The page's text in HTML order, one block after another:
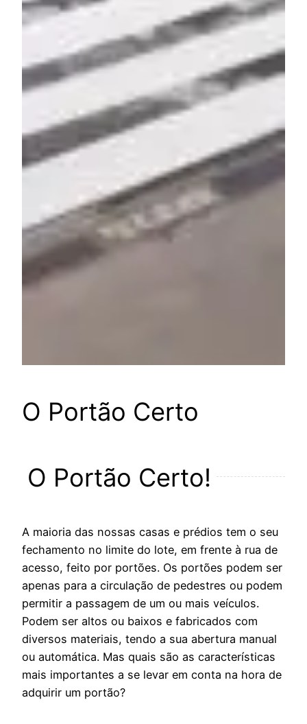
O Portão Certo
O Portão Certo!
A maioria das nossas casas e prédios tem o seu
fechamento no limite do lote, em frente à rua de
acesso, feito por portões. Os portões podem ser
apenas para a circulação de pedestres ou podem
permitir a passagem de um ou mais veículos.
Podem ser altos ou baixos e fabricados com
diversos materiais, tendo a sua abertura manual
ou automática. Mas quais são as características
mais importantes a se levar em conta na hora de
adquirir um portão?